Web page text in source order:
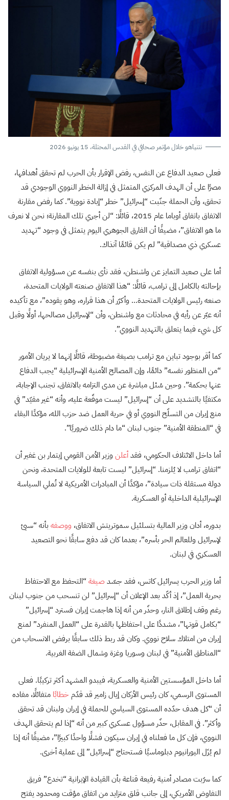
نتنياهو خلال مؤتمر صحافي في القدس المحتلة، 15 يونيو 2026
فعلى صعيد الدفاع عن النفس، رفض الإقرار بأن الحرب لم تحقق أهدافها،
مصرًا على أن الهدف المركزي المتمثل في إزالة الخطر النووي الوجودي قد
تحقق، وأن الحملة جنّبت “إسرائيل” خطر “إبادة نووية”. كما رفض مقارنة
الاتفاق باتفاق أوباما عام 2015، قائلًا: “لن أجري تلك المقارنة؛ نحن لا نعرف
ما هو الاتفاق”، مضيفًا أن الفارق الجوهري اليوم يتمثل في وجود “تهديد
عسكري ذي مصداقية” لم يكن قائمًا آنذاك.
أما على صعيد التمايز عن واشنطن، فقد نأى بنفسه عن مسؤولية الاتفاق
بإحالته بالكامل إلى ترامب، قائلًا: “هذا الاتفاق صنعته الولايات المتحدة،
صنعه رئيس الولايات المتحدة… وأكرّر أن هذا قراره، وهو يقوده”، مع تأكيده
أنه عبّر عن رأيه في محادثات مع واشنطن، وأن “لإسرائيل مصالحها، أولًا وقبل
كل شيء فيما يتعلق بالتهديد النووي”.
كما أقر بوجود تباين مع ترامب بصيغة مضبوطة، قائلًا إنهما لا يريان الأمور
“من المنظور نفسه” دائمًا، وإن المصالح الأمنية الإسرائيلية “يجب الدفاع
عنها بحكمة”. وحين سُئل مباشرة عن مدى التزامه بالاتفاق، تجنب الإجابة،
مكتفيًا بالتشديد على أن “إسرائيل” ليست موقّعة عليه، وأنه “غير مقيّد” في
منع إيران من التسلّح النووي أو في حرية العمل ضد حزب الله، مؤكدًا البقاء
في “المنطقة الأمنية” جنوب لبنان “ما دام ذلك ضروريًا”.
أما داخل الائتلاف الحكومي، فقدأعلنوزير الأمن القومي إيتمار بن غفير أن
“اتفاق ترامب لا يُلزمنا. “إسرائيل” ليست تابعة للولايات المتحدة، ونحن
دولة مستقلة ذات سيادة”، مؤكدًا أن المبادرات الأمريكية لا تُملي السياسة
الإسرائيلية الداخلية أو العسكرية.
بدوره، أدان وزير المالية بتسلئيل سموتريتش الاتفاق، ووصفه بأنه “سيئ
لإسرائيل وللعالم الحر بأسره”، بعدما كان قد دفع سابقًا نحو التصعيد
العسكري في لبنان.
أما وزير الحرب يسرائيل كاتس، فقد جسّد صيغة“التحفظ مع الاحتفاظ
بحرية العمل”، إذ أكّد بعد الإعلان أن “إسرائيل” لن تنسحب من جنوب لبنان
رغم وقف إطلاق النار، وحذّر من أنه إذا هاجمت إيران فسترد “إسرائيل”
“بكامل قوتها”، مشددًا على احتفاظها بالقدرة على “العمل المنفرد” لمنع
إيران من امتلاك سلاح نووي. وكان قد ربط ذلك سابقًا برفض الانسحاب من
“المناطق الأمنية” في لبنان وسوريا وغزة وشمال الضفة الغربية.
أما داخل المؤسستين الأمنية والعسكرية، فيبدو المشهد أكثر تركيبًا. فعلى
المستوى الرسمي، كان رئيس الأركان إيال زامير قد قدّم خطابًا متفائلًا، مفاده
أن “كل هدف حدّده المستوى السياسي للحملة في إيران ولبنان قد تحقق
وأكثر”. في المقابل، حذّر مسؤول عسكري كبير من أنه “إذا لم يتحقق الهدف
النووي، فإن كل ما فعلناه في إيران سيكون فشلًا واحدًا كبيرًا”، مضيفًا أنه إذا
لم يُزَل اليورانيوم دبلوماسيًا فستحتاج “إسرائيل” إلى عملية أخرى.
كما سرّبت مصادر أمنية رفيعة قناعة بأن القيادة الإيرانية “تخدع” فريق
التفاوض الأمريكي، إلى جانب قلق متزايد من اتفاق مؤقت ومحدود يفتح